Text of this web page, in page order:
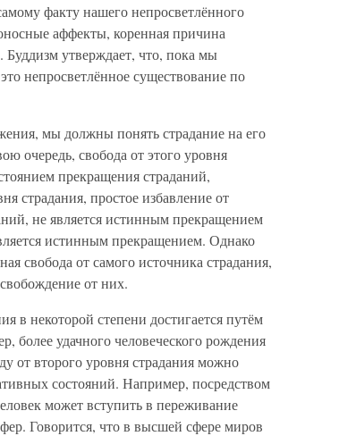
факту нашего непросветлённого
аффекты, коренная причина
утверждает, что, пока мы
непросветлённое существование по
мы должны понять страдание на его
очередь, свобода от этого уровня
прекращения страданий,
страдания, простое избавление от
не является истинным прекращением
истинным прекращением. Однако
свобода от самого источника страдания,
от них.
в некоторой степени достигается путём
более удачного человеческого рождения
от второго уровня страдания можно
состояний. Например, посредством
может вступить в переживание
Говорится, что в высшей сфере миров